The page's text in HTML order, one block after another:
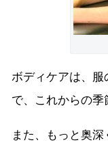
ボディケアは、
で、これからの季
また、もっと奥